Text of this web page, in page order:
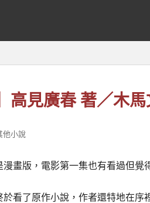
高見廣春 著／木
他小說
漫畫版，電影第一集也有看過但覺
於看了原作小說，作者還特地在序